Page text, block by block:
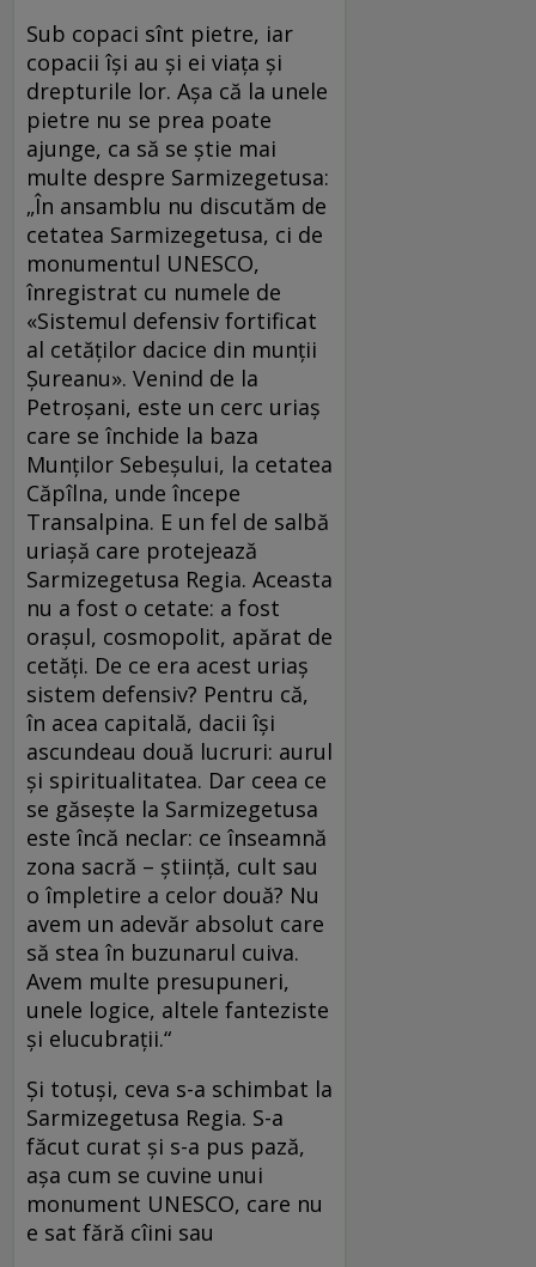
Sub copaci sînt pietre, iar
copacii îşi au şi ei viaţa şi
drepturile lor. Aşa că la unele
pietre nu se prea poate
ajunge, ca să se ştie mai
multe despre Sarmizegetusa:
„În ansamblu nu discutăm de
cetatea Sarmizegetusa, ci de
monumentul UNESCO,
înregistrat cu numele de
«Sistemul defensiv fortificat
al cetăţilor dacice din munţii
Şureanu». Venind de la
Petroşani, este un cerc uriaş
care se închide la baza
Munţilor Sebeşului, la cetatea
Căpîlna, unde începe
Transalpina. E un fel de salbă
uriaşă care protejează
Sarmizegetusa Regia. Aceasta
nu a fost o cetate: a fost
oraşul, cosmopolit, apărat de
cetăţi. De ce era acest uriaş
sistem defensiv? Pentru că,
în acea capitală, dacii îşi
ascundeau două lucruri: aurul
şi spiritualitatea. Dar ceea ce
se găseşte la Sarmizegetusa
este încă neclar: ce înseamnă
zona sacră – ştiinţă, cult sau
o împletire a celor două? Nu
avem un adevăr absolut care
să stea în buzunarul cuiva.
Avem multe presupuneri,
unele logice, altele fanteziste
şi elucubraţii.“
Şi totuşi, ceva s-a schimbat la
Sarmizegetusa Regia. S-a
făcut curat şi s-a pus pază,
aşa cum se cuvine unui
monument UNESCO, care nu
e sat fără cîini sau